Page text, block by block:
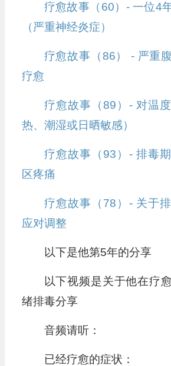
疗愈故事（60）- 一位4
（严重神经炎症）
疗愈故事（86） - 严重
疗愈
疗愈故事（89）- 对温度
热、潮湿或日晒敏感）
疗愈故事（93）- 排毒
区疼痛
疗愈故事（78）- 关于
应对调整
以下是他第5年的分享
以下视频是关于他在疗
绪排毒分享
音频请听：
已经疗愈的症状：